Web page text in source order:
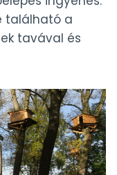
található a
tavával és